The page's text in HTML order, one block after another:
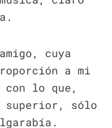
cuya
a mi
con lo que,
superior, sólo